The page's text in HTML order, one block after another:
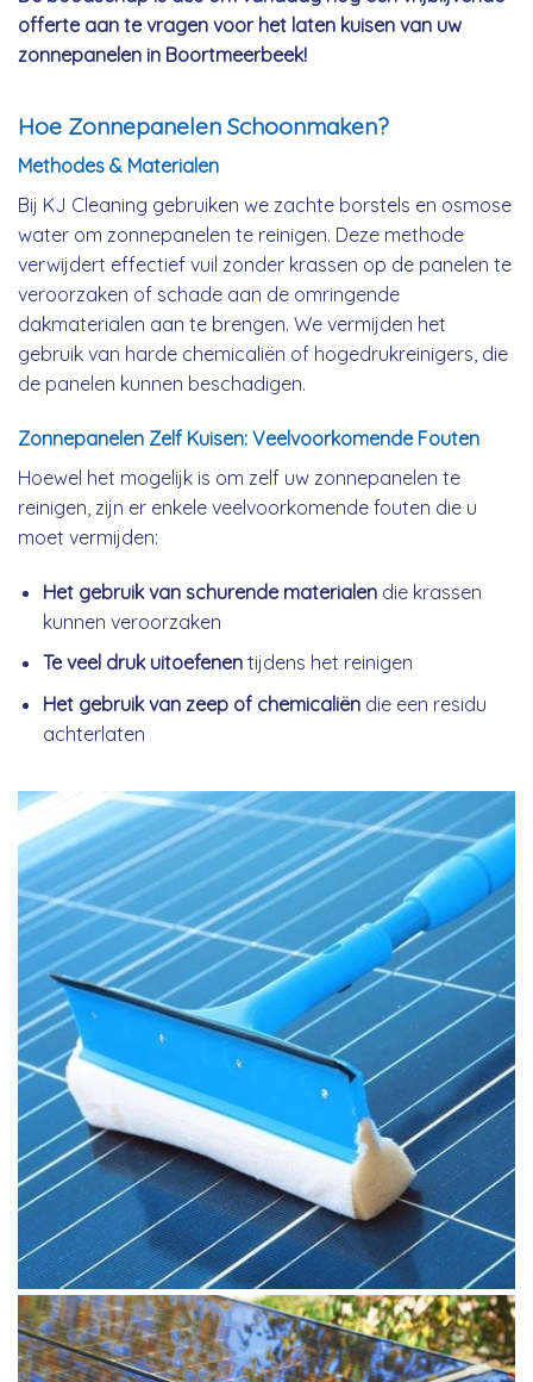
offerte aan te vragen voor het laten kuisen van uw
zonnepanelen in Boortmeerbeek!
Hoe Zonnepanelen Schoonmaken?
Methodes & Materialen
Bij KJ Cleaning gebruiken we zachte borstels en osmose
water om zonnepanelen te reinigen. Deze methode
verwijdert effectief vuil zonder krassen op de panelen te
veroorzaken of schade aan de omringende
dakmaterialen aan te brengen. We vermijden het
gebruik van harde chemicaliën of hogedrukreinigers, die
de panelen kunnen beschadigen.
Zonnepanelen Zelf Kuisen: Veelvoorkomende Fouten
Hoewel het mogelijk is om zelf uw zonnepanelen te
reinigen, zijn er enkele veelvoorkomende fouten die u
moet vermijden:
Het gebruik van schurende materialendie krassen
kunnen veroorzaken
Te veel druk uitoefenentijdens het reinigen
Het gebruik van zeep of chemicaliëndie een residu
achterlaten